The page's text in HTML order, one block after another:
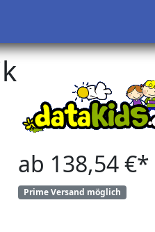
ab 138,54 €*
Prime Versand möglich